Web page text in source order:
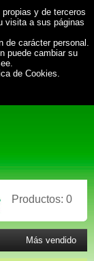
y de terceros
visita a sus páginas
de carácter personal.
puede cambiar su
de Cookies.
Productos: 0
Más vendido